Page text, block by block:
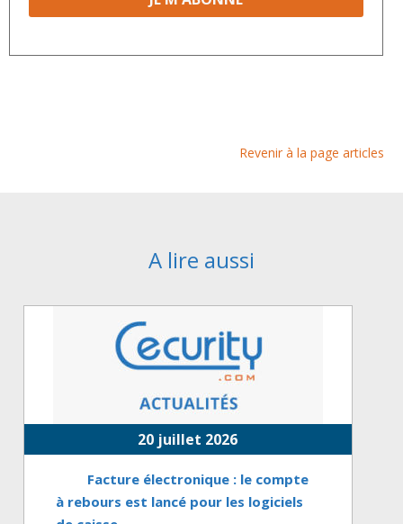
Revenir à la page articles
A lire aussi
20 juillet 2026
Facture électronique : le compte
à rebours est lancé pour les logiciels